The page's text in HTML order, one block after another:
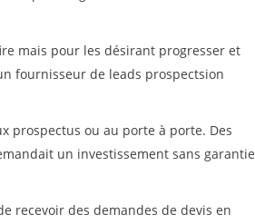
mais pour les désirant progresser et
fournisseur de leads prospectsion
prospectus ou au porte à porte. Des
un investissement sans garantie
recevoir des demandes de devis en